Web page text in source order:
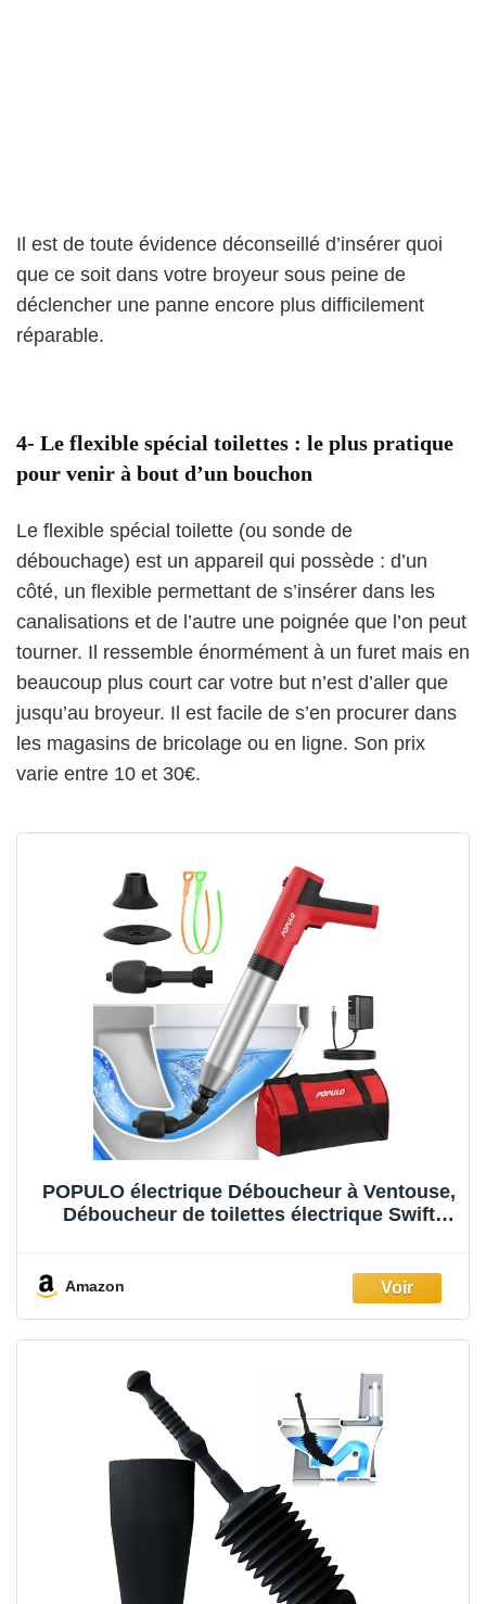
Il est de toute évidence déconseillé d’insérer quoi
que ce soit dans votre broyeur sous peine de
déclencher une panne encore plus difficilement
réparable.
4- Le flexible spécial toilettes : le plus pratique
pour venir à bout d’un bouchon
Le flexible spécial toilette (ou sonde de
débouchage) est un appareil qui possède : d’un
côté, un flexible permettant de s’insérer dans les
canalisations et de l’autre une poignée que l’on peut
tourner. Il ressemble énormément à un furet mais en
beaucoup plus court car votre but n’est d’aller que
jusqu’au broyeur. Il est facile de s’en procurer dans
les magasins de bricolage ou en ligne. Son prix
varie entre 10 et 30€.
POPULO électrique Déboucheur à Ventouse,
Déboucheur de toilettes électrique Swift
Amazon